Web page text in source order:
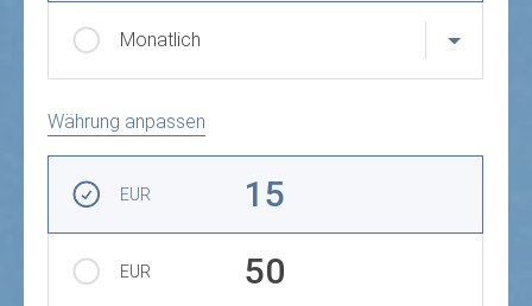
Monatlich
Währung anpassen
EUR 15
EUR 50